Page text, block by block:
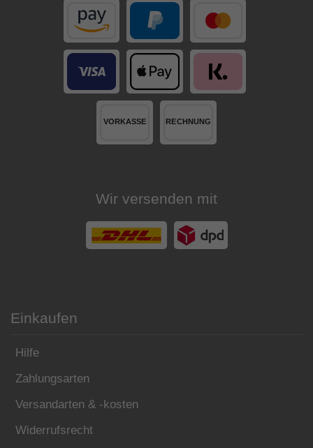
Wir versenden mit
Einkaufen
Hilfe
Zahlungsarten
Versandarten & -kosten
Widerrufsrecht